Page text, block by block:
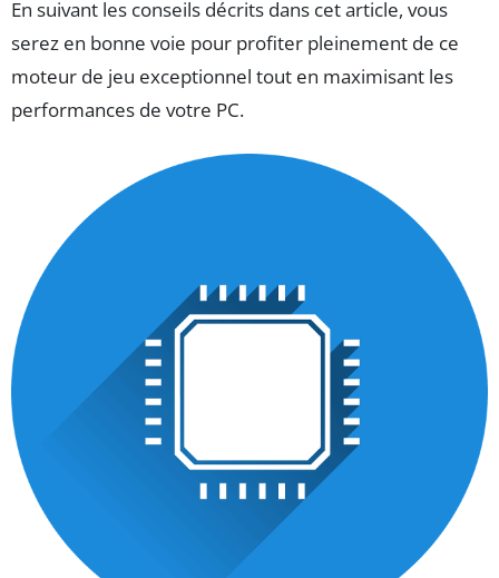
En suivant les conseils décrits dans cet article, vous
serez en bonne voie pour profiter pleinement de ce
moteur de jeu exceptionnel tout en maximisant les
performances de votre PC.